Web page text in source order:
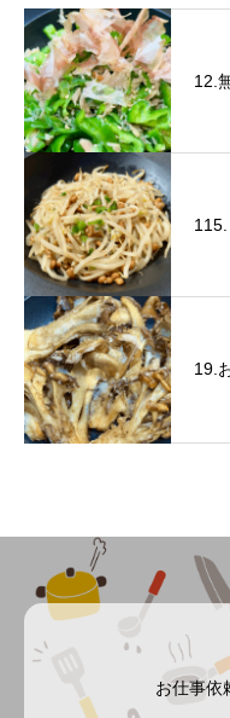
12.
19.
お仕事依